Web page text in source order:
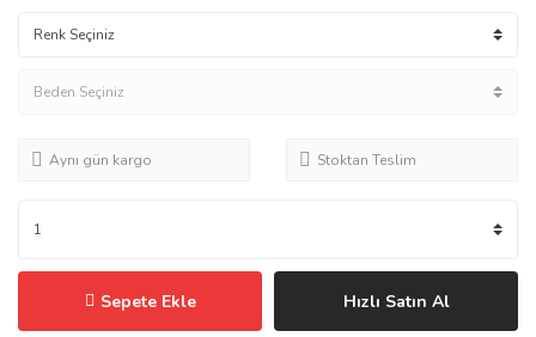
Aynı gün kargo Stoktan Teslim
Sepete Ekle Hızlı Satın Al